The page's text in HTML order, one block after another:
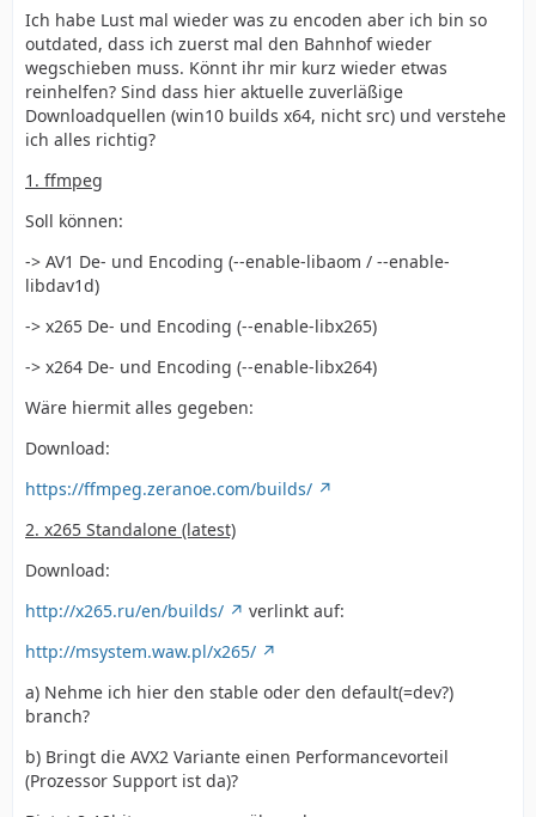
Ich habe Lust mal wieder was zu encoden aber ich bin so
outdated, dass ich zuerst mal den Bahnhof wieder
wegschieben muss. Könnt ihr mir kurz wieder etwas
reinhelfen? Sind dass hier aktuelle zuverläßige
Downloadquellen (win10 builds x64, nicht src) und verstehe
ich alles richtig?
1. ffmpeg
Soll können:
-> AV1 De- und Encoding (--enable-libaom / --enable-
libdav1d)
-> x265 De- und Encoding (--enable-libx265)
-> x264 De- und Encoding (--enable-libx264)
Wäre hiermit alles gegeben:
Download:
https://ffmpeg.zeranoe.com/builds/
2. x265 Standalone (latest)
Download:
http://x265.ru/en/builds/
verlinkt auf:
http://msystem.waw.pl/x265/
a) Nehme ich hier den stable oder den default(=dev?)
branch?
b) Bringt die AVX2 Variante einen Performancevorteil
(Prozessor Support ist da)?